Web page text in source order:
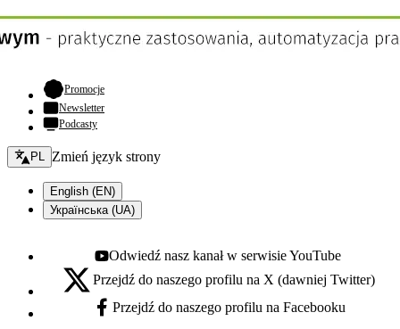
Promocje- otwiera się w nowej karcie
Newsletter
Podcasty
Zmień język - bieżący:
PL Zmień język strony
English (EN)
Українська (UA)
Youtube - otwiera się w nowej karcie
Odwiedź nasz kanał w serwisie YouTube
X - otwiera się w nowej karcie
Przejdź do naszego profilu na X (dawniej Twitter)
Facebook - otwiera się w nowej karcie
Przejdź do naszego profilu na Facebooku